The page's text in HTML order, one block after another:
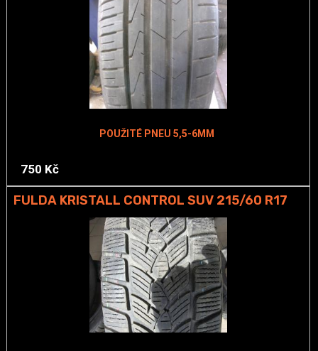
POUŽITÉ PNEU 5,5-6MM
750 Kč
FULDA KRISTALL CONTROL SUV 215/60 R17